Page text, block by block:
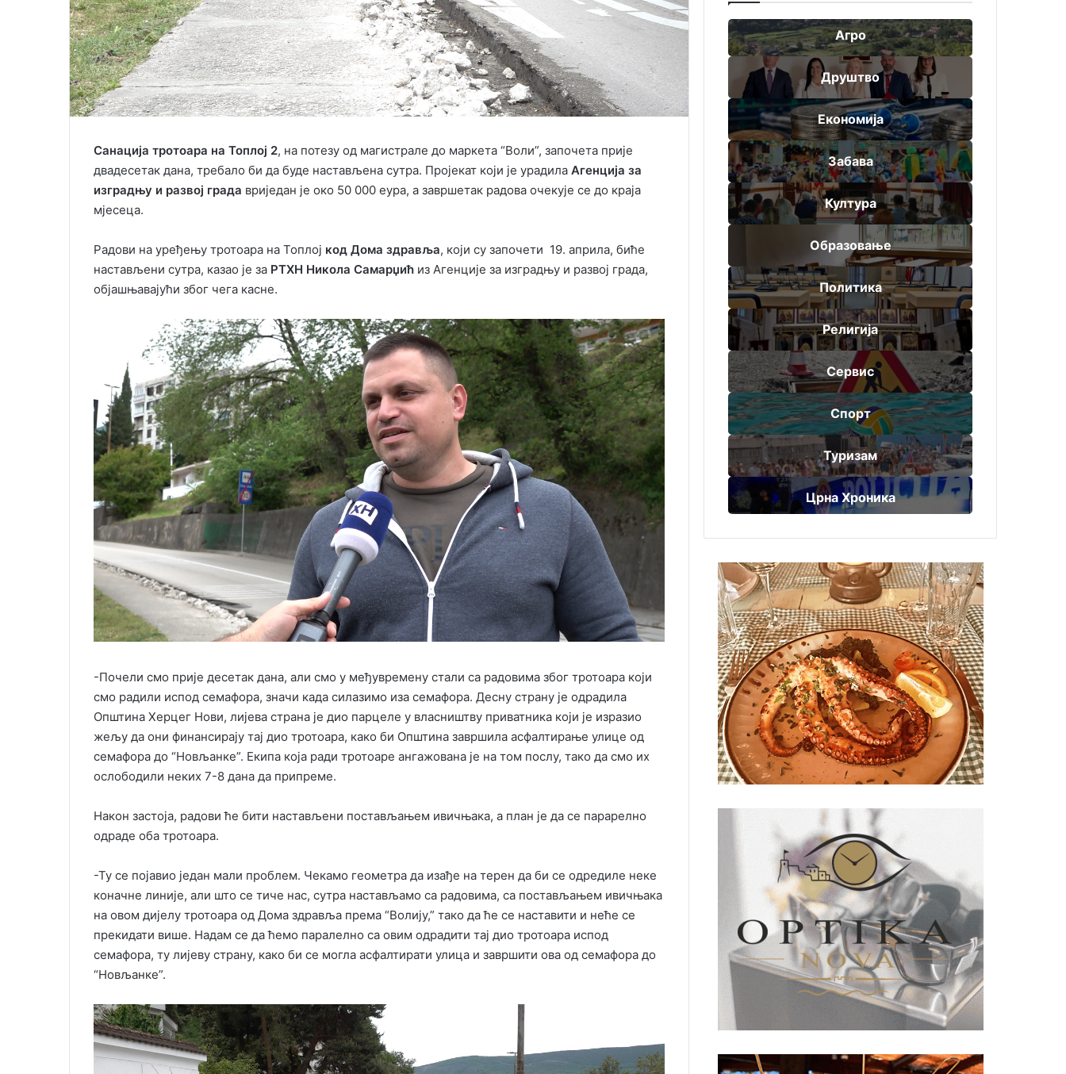
Санација тротоара на Топлој 2, на потезу од магистрале до маркета “Воли”, започета прије
двадесетак дана, требало би да буде настављена сутра. Пројекат који је урадила Агенција за
изградњу и развој града вриједан је око 50 000 еура, а завршетак радова очекује се до краја
мјесеца.
Радови на уређењу тротоара на Топлој код Дома здравља, који су започети 19. априла, биће
настављени сутра, казао је за РТХН Никола Самарџић из Агенције за изградњу и развој града,
објашњавајући због чега касне.
-Почели смо прије десетак дана, али смо у међувремену стали са радовима због тротоара који
смо радили испод семафора, значи када силазимо иза семафора. Десну страну је одрадила
Општина Херцег Нови, лијева страна је дио парцеле у власништву приватника који је изразио
жељу да они финансирају тај дио тротоара, како би Општина завршила асфалтирање улице од
семафора до “Новљанке”. Екипа која ради тротоаре ангажована је на том послу, тако да смо их
ослободили неких 7-8 дана да припреме.
Након застоја, радови ће бити настављени постављањем ивичњака, а план је да се парарелно
одраде оба тротоара.
-Ту се појавио један мали проблем. Чекамо геометра да изађе на терен да би се одредиле неке
коначне линије, али што се тиче нас, сутра настављамо са радовима, са постављањем ивичњака
на овом дијелу тротоара од Дома здравља према “Волију,” тако да ће се наставити и неће се
прекидати више. Надам се да ћемо паралелно са овим одрадити тај дио тротоара испод
семафора, ту лијеву страну, како би се могла асфалтирати улица и завршити ова од семафора до
“Новљанке”.
Агро
Друштво
Економија
Забава
Култура
Образовање
Политика
Религија
Сервис
Спорт
Туризам
Црна Хроника